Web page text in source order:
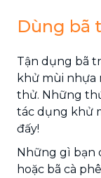
Dùng bã
Tận dụng bã
khử mùi nhựa
thử. Những
tác dụng khử
đấy!
Những gì bạn
hoặc bã cà